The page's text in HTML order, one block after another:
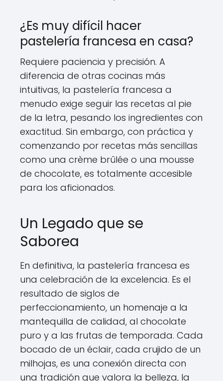
¿Es muy difícil hacer
pastelería francesa en casa?
Requiere paciencia y precisión. A
diferencia de otras cocinas más
intuitivas, la pastelería francesa a
menudo exige seguir las recetas al pie
de la letra, pesando los ingredientes con
exactitud. Sin embargo, con práctica y
comenzando por recetas más sencillas
como una crème brûlée o una mousse
de chocolate, es totalmente accesible
para los aficionados.
Un Legado que se
Saborea
En definitiva, la pastelería francesa es
una celebración de la excelencia. Es el
resultado de siglos de
perfeccionamiento, un homenaje a la
mantequilla de calidad, al chocolate
puro y a las frutas de temporada. Cada
bocado de un éclair, cada crujido de un
milhojas, es una conexión directa con
una tradición que valora la belleza, la